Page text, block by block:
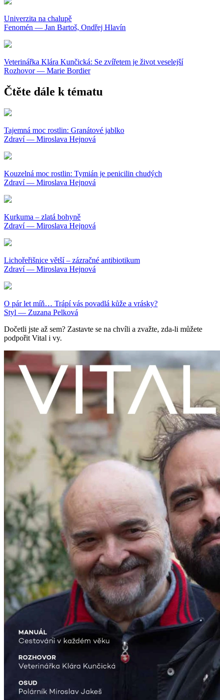
Univerzita na chalupě
Fenomén — Jan Bartoš, Ondřej Hlavín
Veterinářka Klára Kunčická: Se zvířetem je život veselejší
Rozhovor — Marie Bordier
Čtěte dále k tématu
Tajemná moc rostlin: Granátové jablko
Zdraví — Miroslava Hejnová
Kouzelná moc rostlin: Tymián je penicilin chudých
Zdraví — Miroslava Hejnová
Kurkuma – zlatá bohyně
Zdraví — Miroslava Hejnová
Lichořeřišnice větší – zázračné antibiotikum
Zdraví — Miroslava Hejnová
O pár let míň… Trápí vás povadlá kůže a vrásky?
Styl — Zuzana Pelková
Dočetli jste až sem? Zastavte se na chvíli a zvažte, zda-li můžete
podpořit Vital i vy.